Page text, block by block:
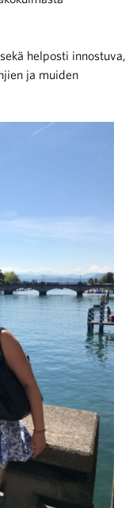
helposti innostuva,
ja muiden